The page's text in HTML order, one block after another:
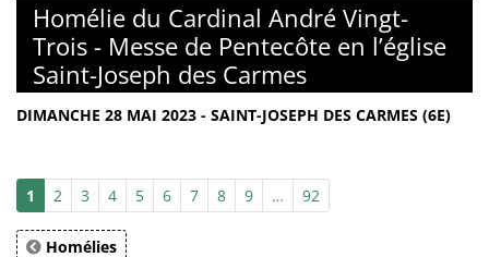
Homélie du Cardinal André Vingt-
Trois - Messe de Pentecôte en l’église
Saint-Joseph des Carmes
DIMANCHE 28 MAI 2023 - SAINT-JOSEPH DES CARMES (6E)
1 2 3 4 5 6 7 8 9 … 92
Homélies